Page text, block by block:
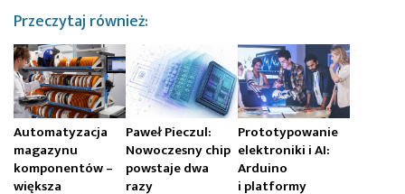
Przeczytaj również:
Automatyzacja
magazynu
komponentów –
większa
Paweł Pieczul:
Nowoczesny chip
powstaje dwa
razy
Prototypowanie
elektroniki i AI:
Arduino
i platformy